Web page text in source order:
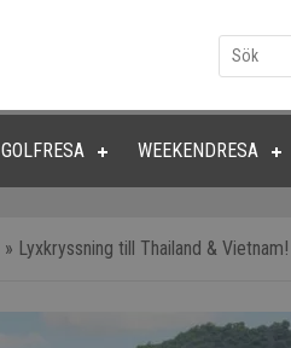
GOLFRESA WEEKENDRESA
» Lyxkryssning till Thailand & Vietnam!